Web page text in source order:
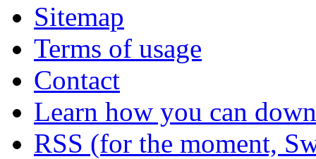
Sitemap
Terms of usage
Contact
Learn how you can
RSS (for the moment,